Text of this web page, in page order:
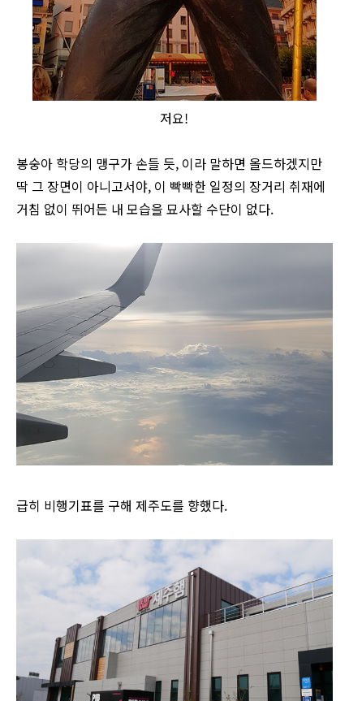
저요!
봉숭아 학당의 맹구가 손들 듯, 이라 말하면 올드하겠지만
딱 그 장면이 아니고서야, 이 빡빡한 일정의 장거리 취재에
거침 없이 뛰어든 내 모습을 묘사할 수단이 없다.
급히 비행기표를 구해 제주도를 향했다.